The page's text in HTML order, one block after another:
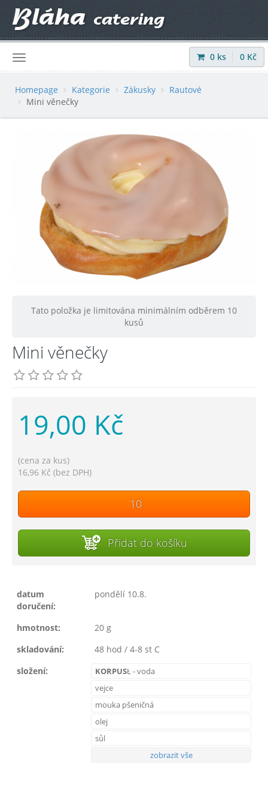
Přihlásit |Registrovat
0 ks 0 Kč
Homepage Kategorie Zákusky
Rautové
Mini věnečky
Tato položka je limitována minimálním odběrem 10
kusů
Mini věnečky
19,00 Kč
(cena za kus)
16,96 Kč (bez DPH)
Přidat do košíku
datum
doručení:
pondělí 10.8.
hmotnost:
20 g
skladování:
48 hod / 4-8 st C
složení:
KORPUSŁ - voda
vejce
mouka pšeničná
olej
sůl
zobrazit vše